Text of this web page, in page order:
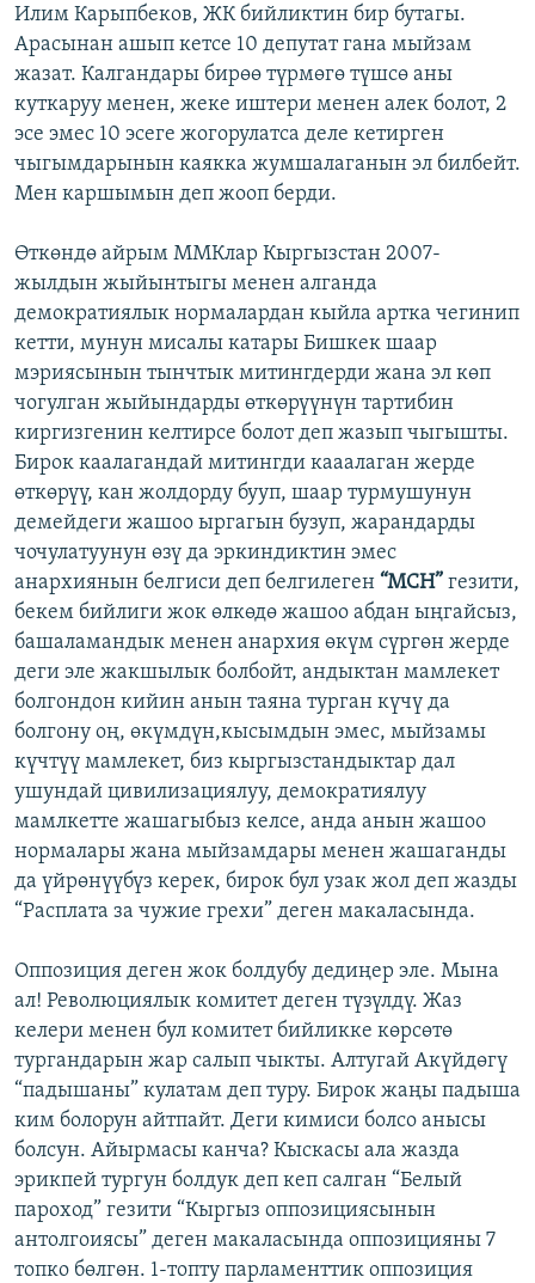
Илим Карыпбеков, ЖК бийликтин бир бутагы.
Арасынан ашып кетсе 10 депутат гана мыйзам
жазат. Калгандары бирөө түрмөгө түшсө аны
куткаруу менен, жеке иштери менен алек болот, 2
эсе эмес 10 эсеге жогорулатса деле кетирген
чыгымдарынын каякка жумшалаганын эл билбейт.
Мен каршымын деп жооп берди.
Өткөндө айрым ММКлар Кыргызстан 2007-
жылдын жыйынтыгы менен алганда
демократиялык нормалардан кыйла артка чегинип
кетти, мунун мисалы катары Бишкек шаар
мэриясынын тынчтык митингдерди жана эл көп
чогулган жыйындарды өткөрүүнүн тартибин
киргизгенин келтирсе болот деп жазып чыгышты.
Бирок каалагандай митингди кааалаган жерде
өткөрүү, кан жолдорду бууп, шаар турмушунун
демейдеги жашоо ыргагын бузуп, жарандарды
чочулатуунун өзү да эркиндиктин эмес
анархиянын белгиси деп белгилеген “МСН” гезити,
бекем бийлиги жок өлкөдө жашоо абдан ыңгайсыз,
башаламандык менен анархия өкүм сүргөн жерде
деги эле жакшылык болбойт, андыктан мамлекет
болгондон кийин анын таяна турган күчү да
болгону оң, өкүмдүн,кысымдын эмес, мыйзамы
күчтүү мамлекет, биз кыргызстандыктар дал
ушундай цивилизациялуу, демократиялуу
мамлкетте жашагыбыз келсе, анда анын жашоо
нормалары жана мыйзамдары менен жашаганды
да үйрөнүүбүз керек, бирок бул узак жол деп жазды
“Расплата за чужие грехи” деген макаласында.
Оппозиция деген жок болдубу дедиңер эле. Мына
ал! Революциялык комитет деген түзүлдү. Жаз
келери менен бул комитет бийликке көрсөтө
тургандарын жар салып чыкты. Алтугай Акүйдөгү
“падышаны” кулатам деп туру. Бирок жаңы падыша
ким болорун айтпайт. Деги кимиси болсо анысы
болсун. Айырмасы канча? Кыскасы ала жазда
эрикпей тургун болдук деп кеп салган “Белый
пароход” гезити “Кыргыз оппозициясынын
антолгоиясы” деген макаласында оппозицияны 7
топко бөлгөн. 1-топту парламенттик оппозиция